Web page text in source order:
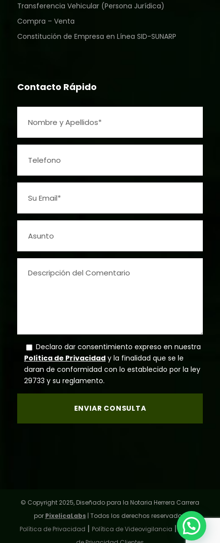
Transferencia Vehicular (Persona Jurídica)
Compra – Venta
Constitución de Empresa en Línea SID-SUNARP
Contacto Rápido
Declaro dar consentimiento expreso en nuestra
Política de Privacidad y la finalidad que se le
daran de conformidad con lo establecido por la ley
29733 y su reglamento.
© Copyright 2025, Diseñado para la Notaria Herrera Carrera
por PixelicaLabs| Todos los derechos reservados.
Política de Privacidad | Política de Videovigilancia | Política